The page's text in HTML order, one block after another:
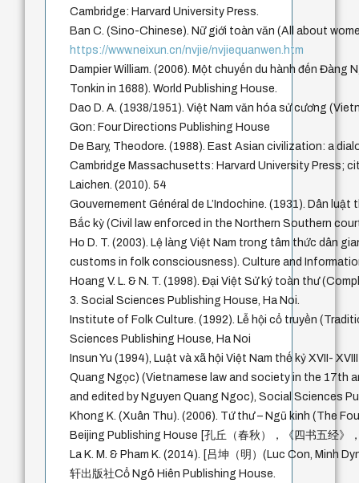
Cambridge: Harvard University Press.
Ban C. (Sino-Chinese). Nữ giới toàn văn (All about
https://www.neixun.cn/nvjie/nvjiequanwen.htm
Dampier William. (2006). Một chuyến du hành đến Đàng
Tonkin in 1688). World Publishing House.
Dao D. A. (1938/1951). Việt Nam văn hóa sử cương
Gon: Four Directions Publishing House
De Bary, Theodore. (1988). East Asian civilization: a
Cambridge Massachusetts: Harvard University Press;
Laichen. (2010). 54
Gouvernement Général de L’Indochine. (1931). Dân
Bắc kỳ (Civil law enforced in the Northern Southern
Ho D. T. (2003). Lệ làng Việt Nam trong tâm thức dân
customs in folk consciousness). Culture and
Hoang V. L. & N. T. (1998). Đại Việt Sử ký toàn thư
3. Social Sciences Publishing House, Ha Noi.
Institute of Folk Culture. (1992). Lễ hội cổ truyền
Sciences Publishing House, Ha Noi
Insun Yu (1994), Luật và xã hội Việt Nam thế kỷ XVII-
Quang Ngọc) (Vietnamese law and society in the 17th
and edited by Nguyen Quang Ngoc), Social Sciences
Khong K. (Xuân Thu). (2006). Tứ thư – Ngũ kinh (The
Beijing Publishing House [孔丘（春秋），《四书五经》
La K. M. & Pham K. (2014). [吕坤（明）(Luc Con, Minh
轩出版社Cổ Ngô Hiên Publishing House.